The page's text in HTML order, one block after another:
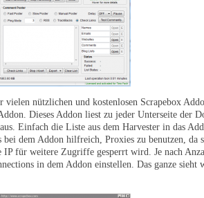
nützlichen und kostenlosen Scrapebox
Dieses Addon liest zu jeder Unterseite der
Einfach die Liste aus dem Harvester in das
dem Addon hilfreich, Proxies zu benutzen, da
für weitere Zugriffe gesperrt wird. Je nach
in dem Addon einstellen. Das ganze sieht